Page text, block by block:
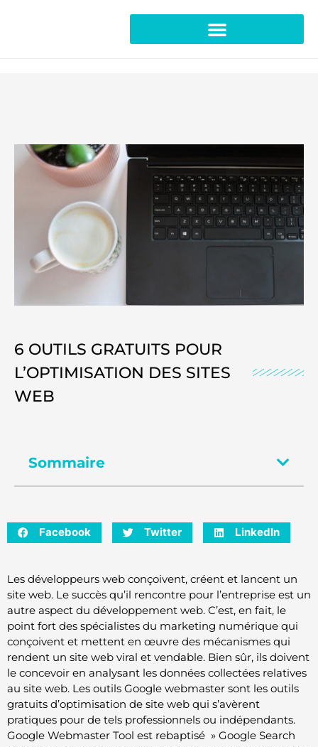
6 OUTILS GRATUITS POUR
L’OPTIMISATION DES SITES
WEB
Sommaire
Facebook Twitter LinkedIn
Les développeurs web conçoivent, créent et lancent un
site web. Le succès qu’il rencontre pour l’entreprise est un
autre aspect du développement web. C’est, en fait, le
point fort des spécialistes du marketing numérique qui
conçoivent et mettent en œuvre des mécanismes qui
rendent un site web viral et vendable. Bien sûr, ils doivent
le concevoir en analysant les données collectées relatives
au site web. Les outils Google webmaster sont les outils
gratuits d’optimisation de site web qui s’avèrent
pratiques pour de tels professionnels ou indépendants.
Google Webmaster Tool est rebaptisé » Google Search